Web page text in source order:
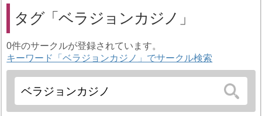
タグ ベラジョンカジノ
0件のサークルが登録されています。
キーワード「ベラジョンカジノ」でサークル検索